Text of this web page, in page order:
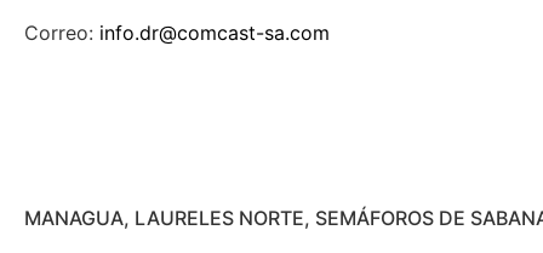
Correo: info.dr@comcast-sa.com
MANAGUA, LAURELES NORTE, SEMÁFOROS DE